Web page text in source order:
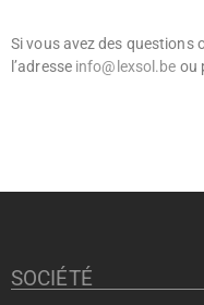
Si vous avez des questions
l’adresse info@lexsol.be ou
SOCIÉTÉ